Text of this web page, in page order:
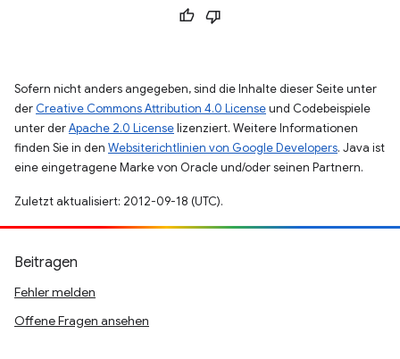
Sofern nicht anders angegeben, sind die Inhalte dieser Seite unter
der Creative Commons Attribution 4.0 Licenseund Codebeispiele
unter derApache 2.0 Licenselizenziert. Weitere Informationen
finden Sie in den Websiterichtlinien von Google Developers. Java ist
eine eingetragene Marke von Oracle und/oder seinen Partnern.
Zuletzt aktualisiert: 2012-09-18 (UTC).
Beitragen
Fehler melden
Offene Fragen ansehen